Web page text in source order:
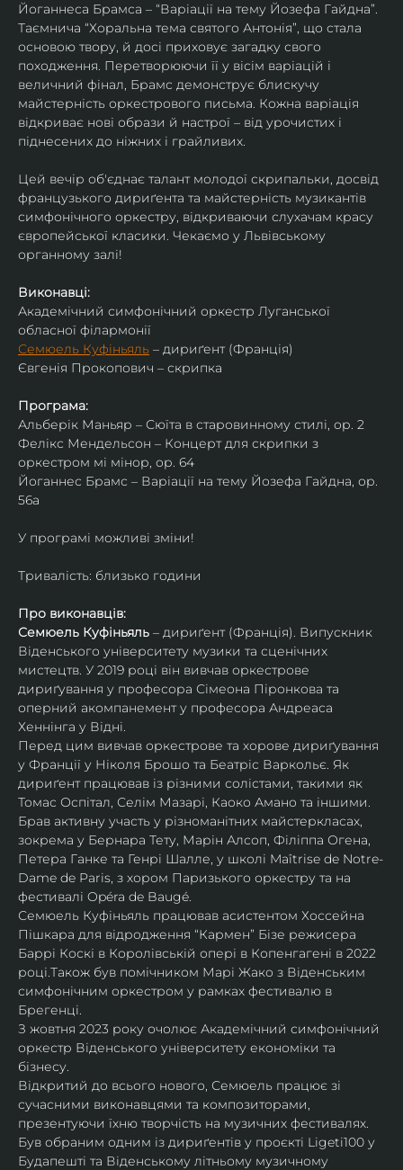
Йоганнеса Брамса – “Варіації на тему Йозефа Гайдна”.
Таємнича “Хоральна тема святого Антонія”, що стала
основою твору, й досі приховує загадку свого
походження. Перетворюючи її у вісім варіацій і
величний фінал, Брамс демонструє блискучу
майстерність оркестрового письма. Кожна варіація
відкриває нові образи й настрої – від урочистих і
піднесених до ніжних і грайливих.
Цей вечір об'єднає талант молодої скрипальки, досвід
французького дириґента та майстерність музикантів
симфонічного оркестру, відкриваючи слухачам красу
європейської класики. Чекаємо у Львівському
органному залі!
Виконавці:
Академічний симфонічний оркестр Луганської
обласної філармонії
Семюель Куфіньяль – дириґент (Франція)
Євгенія Прокопович – скрипка
Програма:
Альберік Маньяр – Сюїта в старовинному стилі, ор. 2
Фелікс Мендельсон – Концерт для скрипки з
оркестром мі мінор, ор. 64
Йоганнес Брамс – Варіації на тему Йозефа Гайдна, ор.
56a
У програмі можливі зміни!
Тривалість: близько години
Про виконавців:
Семюель Куфіньяль – дириґент (Франція). Випускник
Віденського університету музики та сценічних
мистецтв. У 2019 році він вивчав оркестрове
дириґування у професора Сімеона Піронкова та
оперний акомпанемент у професора Андреаса
Хеннінга у Відні.
Перед цим вивчав оркестрове та хорове дириґування
у Франції у Ніколя Брошо та Беатріс Варкольє. Як
дириґент працював із різними солістами, такими як
Томас Оспітал, Селім Мазарі, Каоко Амано та іншими.
Брав активну участь у різноманітних майстеркласах,
зокрема у Бернара Тету, Марін Алсоп, Філіппа Огена,
Петера Ганке та Генрі Шалле, у школі Maîtrise de Notre-
Dame de Paris, з хором Паризького оркестру та на
фестивалі Opéra de Baugé.
Семюель Куфіньяль працював асистентом Хоссейна
Пішкара для відродження “Кармен” Бізе режисера
Баррі Коскі в Королівській опері в Копенгагені в 2022
році.Також був помічником Марі Жако з Віденським
симфонічним оркестром у рамках фестивалю в
Брегенці.
З жовтня 2023 року очолює Академічний симфонічний
оркестр Віденського університету економіки та
бізнесу.
Відкритий до всього нового, Семюель працює зі
сучасними виконавцями та композиторами,
презентуючи їхню творчість на музичних фестивалях.
Був обраним одним із дириґентів у проєкті Ligeti100 у
Будапешті та Віденському літньому музичному